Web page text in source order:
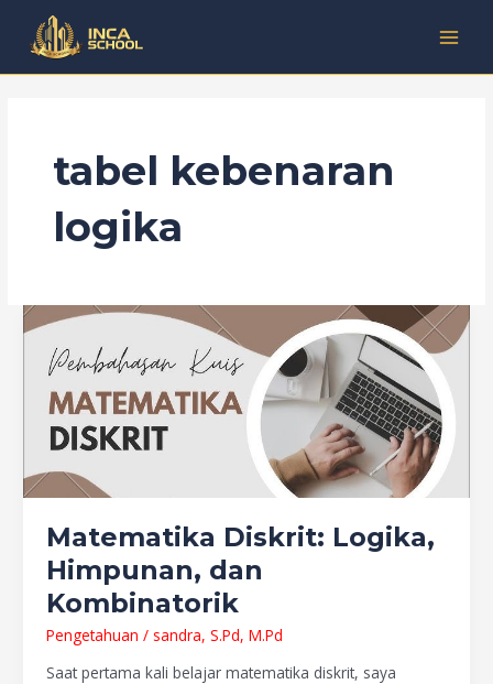
konten
tabel kebenaran
logika
Matematika Diskrit: Logika,
Himpunan, dan
Kombinatorik
Pengetahuan / sandra, S.Pd, M.Pd
Saat pertama kali belajar matematika diskrit, saya
Matematika
Logika,
Himpunan,
dan
Kombinatorik
Kategori